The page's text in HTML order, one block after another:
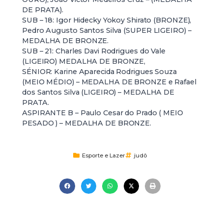
DE PRATA).
SUB – 18: Igor Hidecky Yokoy Shirato (BRONZE),
Pedro Augusto Santos Silva (SUPER LIGEIRO) –
MEDALHA DE BRONZE.
SUB – 21: Charles Davi Rodrigues do Vale
(LIGEIRO) MEDALHA DE BRONZE,
SÉNIOR: Karine Aparecida Rodrigues Souza
(MEIO MÉDIO) – MEDALHA DE BRONZE e Rafael
dos Santos Silva (LIGEIRO) – MEDALHA DE
PRATA.
ASPIRANTE B – Paulo Cesar do Prado ( MEIO
PESADO ) – MEDALHA DE BRONZE.
Esporte e Lazer judô